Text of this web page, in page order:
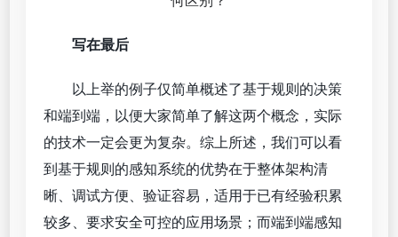
写在最后
以上举的例子仅简单概述了基于规则的决策
和端到端，以便大家简单了解这两个概念，实际
的技术一定会更为复杂。综上所述，我们可以看
到基于规则的感知系统的优势在于整体架构清
晰、调试方便、验证容易，适用于已有经验积累
较多、要求安全可控的应用场景；而端到端感知